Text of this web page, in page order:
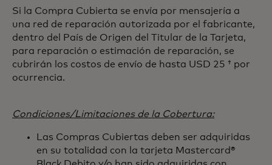
Si la Compra Cubierta se envía por mensajería a
una red de reparación autorizada por el fabricante,
dentro del País de Origen del Titular de la Tarjeta,
para reparación o estimación de reparación, se
cubrirán los costos de envío de hasta USD 25 † por
ocurrencia.
Condiciones/Limitaciones de la Cobertura:
Las Compras Cubiertas deben ser adquiridas
en su totalidad con la tarjeta Mastercard®